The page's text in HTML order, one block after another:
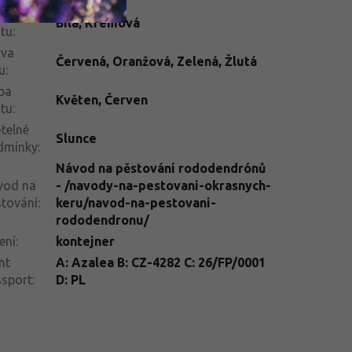
:
Bílá,Krémová
:
Červená, Oranžová, Zelená, Žlutá
:
Květen, Červen
:
Slunce
na
:
Návod na pěstování rododendrónů
- /navody-na-pestovani-okrasnych-
keru/navod-na-pestovani-
rododendronu/
:
kontejner
:
A: Azalea B: CZ-4282 C: 26/FP/0001
D: PL